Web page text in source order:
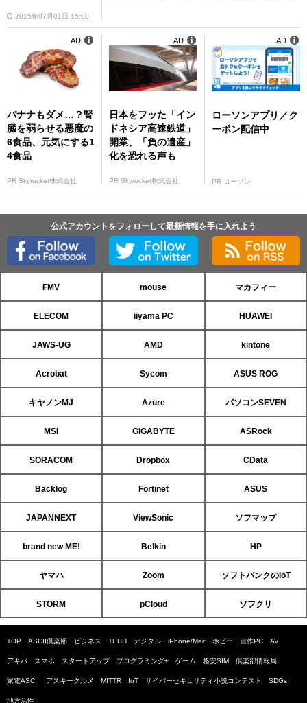
2015年07月01日 15:00
バナナもダメ…？腎
臓を弱らせる悪魔の
6食品、元気にする1
4食品
PR Skyrocket株式会社
AD
日本をフッた「イン
ドネシア高速鉄道」
開業、「負の遺産」
化を恐れる声も
PR Skyrocket株式会社
AD
ローソンアプリ／ク
ーポン配信中
PR ローソン
AD
公式アカウントをフォローして最新情報を手に入れよう
FMV mouse マカフィー
ELECOM iiyama PC HUAWEI
JAWS-UG AMD kintone
Acrobat Sycom ASUS ROG
キヤノンMJ Azure パソコンSEVEN
MSI GIGABYTE ASRock
SORACOM Dropbox CData
Backlog Fortinet ASUS
JAPANNEXT ViewSonic ソフマップ
brand new ME! Belkin HP
ヤマハ Zoom ソフトバンクのIoT
STORM pCloud ソフクリ
TOP ASCII倶楽部 ビジネス TECH デジタル iPhone/Mac ホビー 自作PC AV
アキバ スマホ スタートアップ プログラミング+ ゲーム 格安SIM 倶楽部情報局
家電ASCII アスキーグルメ MITTR IoT サイバーセキュリティ小説コンテスト SDGs
地方活性